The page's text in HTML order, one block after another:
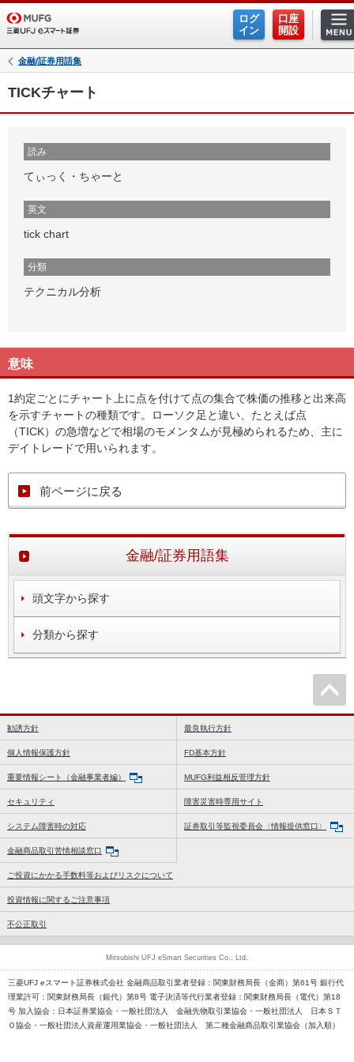
ログ
イン
口座
開設
金融/証券用語集
TICKチャート
読み
てぃっく・ちゃーと
英文
tick chart
分類
テクニカル分析
意味
1約定ごとにチャート上に点を付けて点の集合で株価の推移と出来高
を示すチャートの種類です。ローソク足と違い、たとえば点
（TICK）の急増などで相場のモメンタムが見極められるため、主に
デイトレードで用いられます。
前ページに戻る
金融/証券用語集
頭文字から探す
分類から探す
勧誘方針 最良執行方針
個人情報保護方針 FD基本方針
重要情報シート（金融事業者編） MUFG利益相反管理方針
セキュリティ 障害災害時専用サイト
システム障害時の対応 証券取引等監視委員会〈情報提供窓口〉
金融商品取引苦情相談窓口
ご投資にかかる手数料等およびリスクについて
投資情報に関するご注意事項
不公正取引
三菱UFJ eスマート証券株式会社 金融商品取引業者登録：関東財務局長（金商）第61号 銀行代
理業許可：関東財務局長（銀代）第8号 電子決済等代行業者登録：関東財務局長（電代）第18
号 加入協会：日本証券業協会・一般社団法人 金融先物取引業協会・一般社団法人 日本ＳＴ
Ｏ協会・一般社団法人資産運用業協会・一般社団法人 第二種金融商品取引業協会（加入順）
Mitsubishi UFJ eSmart Securities Co., Ltd.